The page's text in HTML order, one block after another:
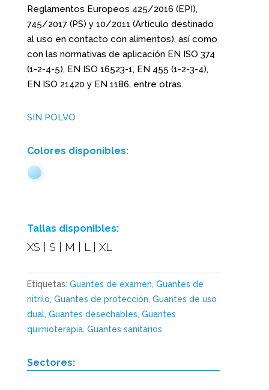
Reglamentos Europeos 425/2016 (EPI),
745/2017 (PS) y 10/2011 (Artículo destinado
al uso en contacto con alimentos), así como
con las normativas de aplicación EN ISO 374
(1-2-4-5), EN ISO 16523-1, EN 455 (1-2-3-4),
EN ISO 21420 y EN 1186, entre otras.
SIN POLVO
Colores disponibles:
Tallas disponibles:
XS | S | M | L | XL
Etiquetas: Guantes de examen Guantes de
nitrilo Guantes de protección Guantes de uso
dual, Guantes desechables Guantes
quimioterapia, Guantes sanitarios
Sectores: